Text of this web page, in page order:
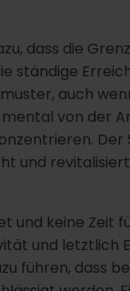
dass die
ständige
auch
von der
und
und keine Zeit
und letztlich
führen, dass